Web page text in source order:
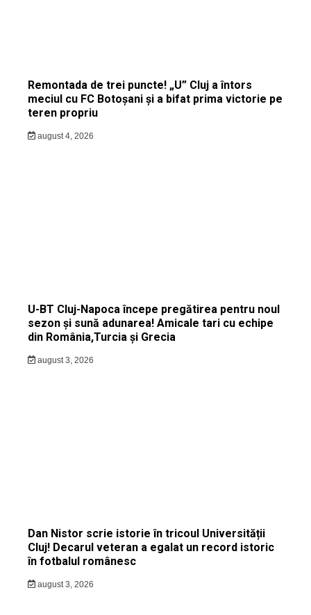
Remontada de trei puncte! „U” Cluj a întors
meciul cu FC Botoșani și a bifat prima victorie pe
teren propriu
august 4, 2026
U-BT Cluj-Napoca începe pregătirea pentru noul
sezon și sună adunarea! Amicale tari cu echipe
din România,Turcia și Grecia
august 3, 2026
Dan Nistor scrie istorie în tricoul Universității
Cluj! Decarul veteran a egalat un record istoric
în fotbalul românesc
august 3, 2026